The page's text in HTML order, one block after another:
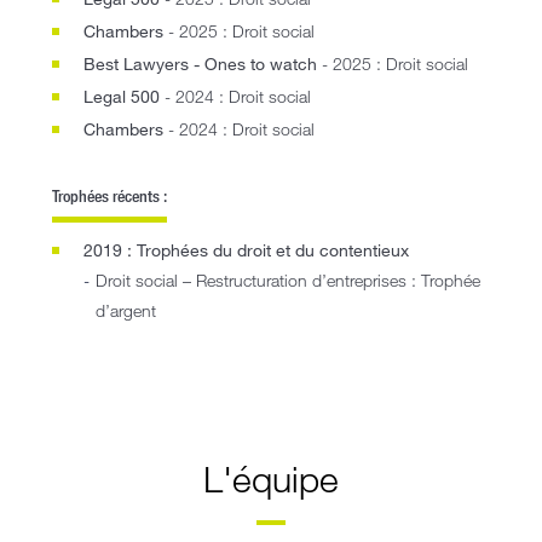
Chambers - 2025 : Droit social
Best Lawyers - Ones to watch - 2025 : Droit social
Legal 500 - 2024 : Droit social
Chambers - 2024 : Droit social
Trophées récents :
2019 : Trophées du droit et du contentieux
Droit social – Restructuration d’entreprises : Trophée
d’argent
L'équipe